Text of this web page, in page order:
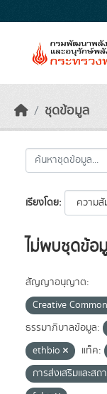
ชุดข้อมูล
เรียงโดย
ไม่พบชุดข้อ
สัญญาอนุญาต:
Creative
ธรรมาภิบาลข้อมูล:
ethbio
แท็ค:
การส่งเสริมและส